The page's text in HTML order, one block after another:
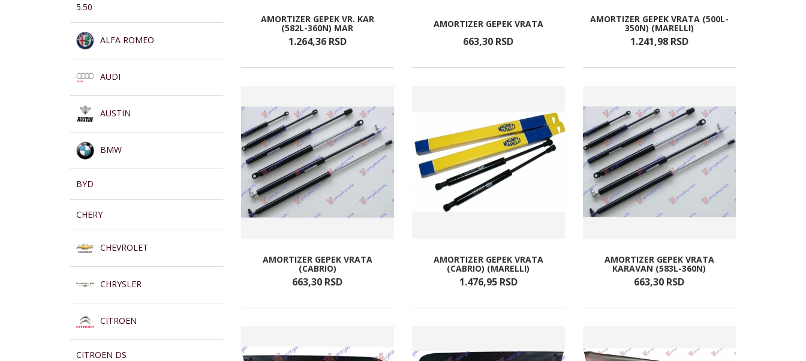
5.50
ALFA ROMEO
AUDI
AUSTIN
BMW
BYD
CHERY
CHEVROLET
CHRYSLER
CITROEN
CITROEN DS
AMORTIZER GEPEK VR. KAR
(582L-360N) MAR
1.264,36 RSD
AMORTIZER GEPEK VRATA
663,30 RSD
AMORTIZER GEPEK VRATA (500L-
350N) (MARELLI)
1.241,98 RSD
AMORTIZER GEPEK VRATA
(CABRIO)
663,30 RSD
AMORTIZER GEPEK VRATA
(CABRIO) (MARELLI)
1.476,95 RSD
AMORTIZER GEPEK VRATA
KARAVAN (583L-360N)
663,30 RSD